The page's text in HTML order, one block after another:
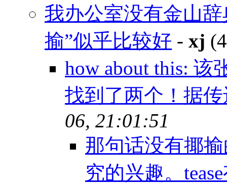
我办公室没有金山辞
揄”似乎比较好 - xj
how about this: 该
找到了两个！据
06, 21:01:51
那句话没有揶
究的兴趣。